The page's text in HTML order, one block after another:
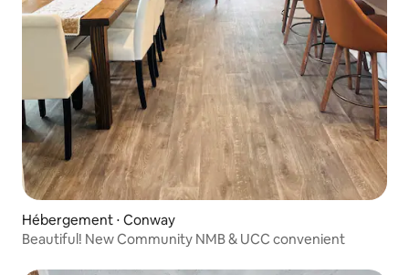
Hébergement ⋅ Conway
Beautiful! New Community NMB & UCC convenient